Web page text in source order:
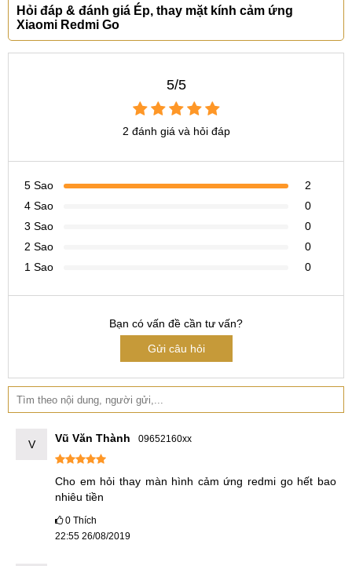
CN 6:97 Hàm Nghi, Q.Thanh Khê
Hotline:097.123.9797
thay mặt kính xiaomi redmi go giá bao nhiêu
thay kiếng cảm ứng xiaomi redmi go ở đâu
giá thay mặt kính xiaomi redmi go bao nhiêu
Hỏi đáp & đánh giá Ép, thay mặt kính cảm ứng
Xiaomi Redmi Go
5/5
2 đánh giá và hỏi đáp
5 Sao
2
4 Sao
0
3 Sao
0
2 Sao
0
1 Sao
0
Bạn có vấn đề cần tư vấn?
Gửi câu hỏi
V Vũ Văn Thành 09652160xx
Cho em hỏi thay màn hình cảm ứng redmi go hết bao
nhiêu tiền
0 Thích
22:55 26/08/2019